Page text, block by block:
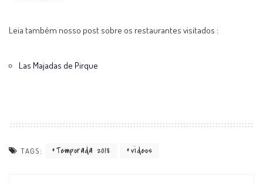
Leia também nosso post sobre os restaurantes visitados :
Las Majadas de Pirque
TAGS: Temporada 2018 videos